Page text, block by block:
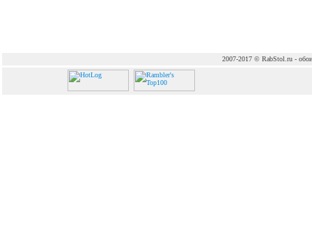
2007-2017 © RabStol.ru - обои